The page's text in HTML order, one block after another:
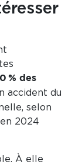
% des
accident du
selon
2024
À elle